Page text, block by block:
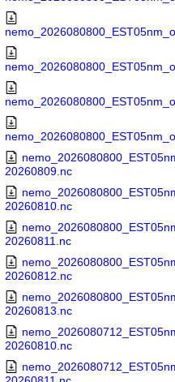
20260809.nc
20260810.nc
20260811.nc
20260812.nc
20260813.nc
20260810.nc